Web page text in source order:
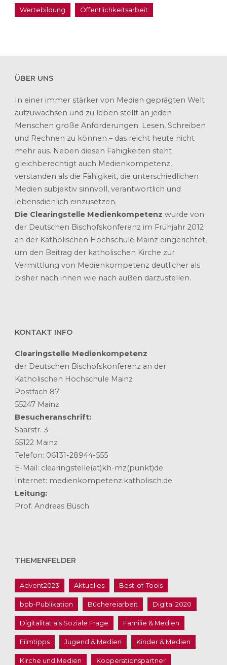
Wertebildung Öffentlichkeitsarbeit
ÜBER UNS
In einer immer stärker von Medien geprägten Welt
aufzuwachsen und zu leben stellt an jeden
Menschen große Anforderungen. Lesen, Schreiben
und Rechnen zu können – das reicht heute nicht
mehr aus. Neben diesen Fähigkeiten steht
gleichberechtigt auch Medienkompetenz,
verstanden als die Fähigkeit, die unterschiedlichen
Medien subjektiv sinnvoll, verantwortlich und
lebensdienlich einzusetzen.
Die Clearingstelle Medienkompetenz wurde von
der Deutschen Bischofskonferenz im Frühjahr 2012
an der Katholischen Hochschule Mainz eingerichtet,
um den Beitrag der katholischen Kirche zur
Vermittlung von Medienkompetenz deutlicher als
bisher nach innen wie nach außen darzustellen.
KONTAKT INFO
Clearingstelle Medienkompetenz
der Deutschen Bischofskonferenz an der
Katholischen Hochschule Mainz
Postfach 87
55247 Mainz
Besucheranschrift:
Saarstr. 3
55122 Mainz
Telefon: 06131-28944-555
E-Mail: clearingstelle(at)kh-mz(punkt)de
Internet: medienkompetenz.katholisch.de
Leitung:
Prof. Andreas Büsch
THEMENFELDER
Advent2023 Aktuelles Best-of-Tools
bpb-Publikation Büchereiarbeit Digital 2020
Digitalität als Soziale Frage Familie & Medien
Filmtipps Jugend & Medien Kinder & Medien
Kirche und Medien Kooperationspartner